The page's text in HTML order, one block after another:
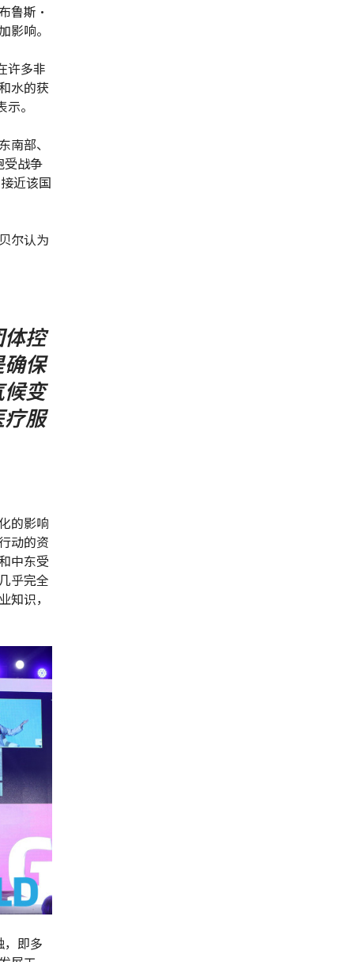
鲁斯·
响。
许多非
水的获
。
部、
受战争
近该国
尔认为
控
保
变
服
的影响
动的资
中东受
乎完全
识，
即多